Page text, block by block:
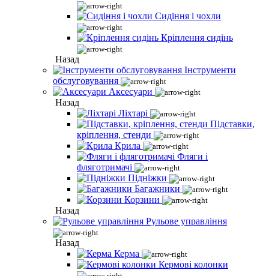
Сидіння і чохли
Кріплення сидінь
Назад
Інструменти
обслуговування
Аксесуари
Назад
Ліхтарі
Підставки,
кріплення, стенди
Крила
Фляги і
фляготримачі
Підніжки
Багажники
Корзини
Назад
Рульове управління
Назад
Керма
Кермові колонки